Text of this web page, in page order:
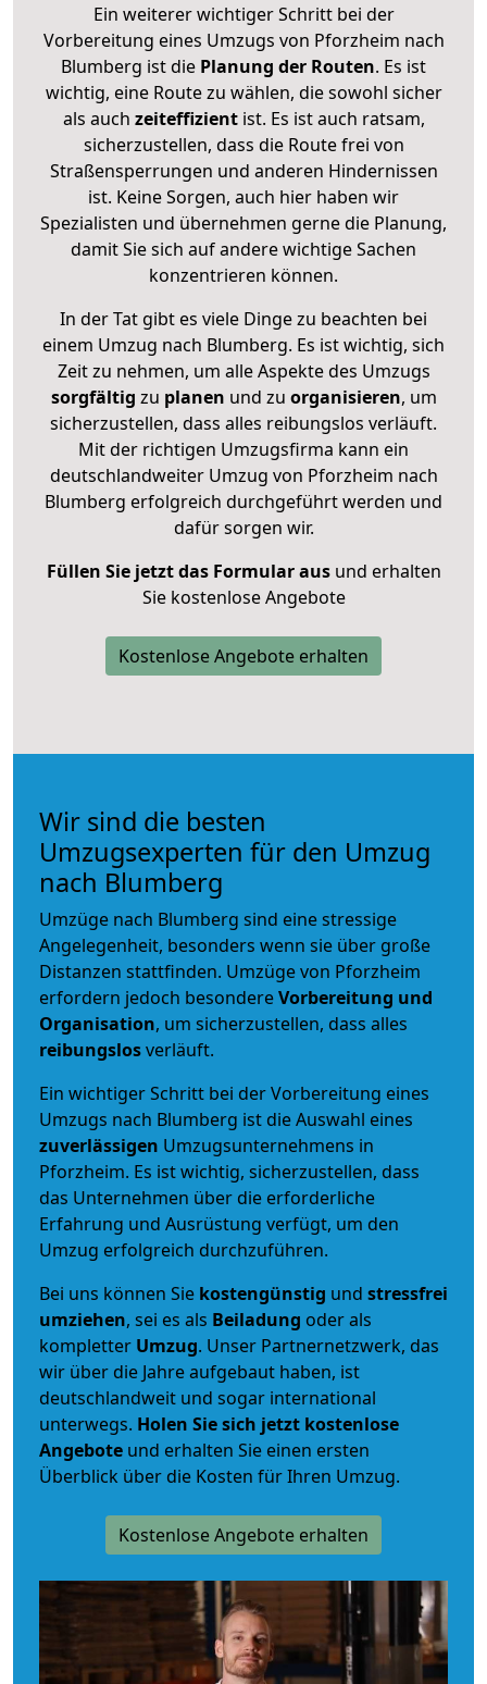
Ein weiterer wichtiger Schritt bei der
Vorbereitung eines Umzugs von Pforzheim nach
Blumberg ist die Planung der Routen. Es ist
wichtig, eine Route zu wählen, die sowohl sicher
als auch zeiteffizientist. Es ist auch ratsam,
sicherzustellen, dass die Route frei von
Straßensperrungen und anderen Hindernissen
ist. Keine Sorgen, auch hier haben wir
Spezialisten und übernehmen gerne die Planung,
damit Sie sich auf andere wichtige Sachen
konzentrieren können.
In der Tat gibt es viele Dinge zu beachten bei
einem Umzug nach Blumberg. Es ist wichtig, sich
Zeit zu nehmen, um alle Aspekte des Umzugs
sorgfältig zu planen und zu organisieren, um
sicherzustellen, dass alles reibungslos verläuft.
Mit der richtigen Umzugsfirma kann ein
deutschlandweiter Umzug von Pforzheim nach
Blumberg erfolgreich durchgeführt werden und
dafür sorgen wir.
Füllen Sie jetzt das Formular ausund erhalten
Sie kostenlose Angebote
Kostenlose Angebote erhalten
Wir sind die besten
Umzugsexperten für den Umzug
nach Blumberg
Umzüge nach Blumberg sind eine stressige
Angelegenheit, besonders wenn sie über große
Distanzen stattfinden. Umzüge von Pforzheim
erfordern jedoch besondereVorbereitung und
Organisation, um sicherzustellen, dass alles
reibungslosverläuft.
Ein wichtiger Schritt bei der Vorbereitung eines
Umzugs nach Blumberg ist die Auswahl eines
zuverlässigen Umzugsunternehmens in
Pforzheim. Es ist wichtig, sicherzustellen, dass
das Unternehmen über die erforderliche
Erfahrung und Ausrüstung verfügt, um den
Umzug erfolgreich durchzuführen.
Bei uns können Sie kostengünstig und stressfrei
umziehen, sei es als Beiladung oder als
kompletter Umzug. Unser Partnernetzwerk, das
wir über die Jahre aufgebaut haben, ist
deutschlandweit und sogar international
unterwegs. Holen Sie sich jetzt kostenlose
Angebote und erhalten Sie einen ersten
Überblick über die Kosten für Ihren Umzug.
Kostenlose Angebote erhalten